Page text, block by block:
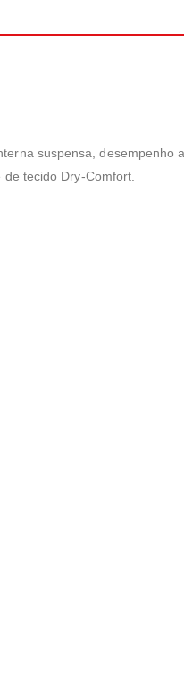
suspensa, desempenho
tecido Dry-Comfort.